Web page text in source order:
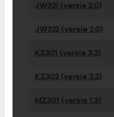
JW321 (versie 2.0)
JW322 (versie 2.0)
KZ301 (versie 3.2)
KZ302 (versie 3.2)
MZ301 (versie 1.3)